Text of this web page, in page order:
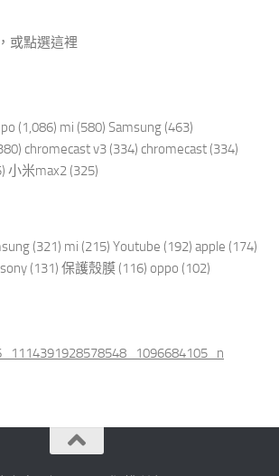
或點選這裡
(1,086) mi (580) Samsung (463)
chromecast v3 (334) chromecast (334)
小米max2 (325)
(321) mi (215) Youtube (192) apple (174)
sony (131) 保護殼膜 (116) oppo (102)